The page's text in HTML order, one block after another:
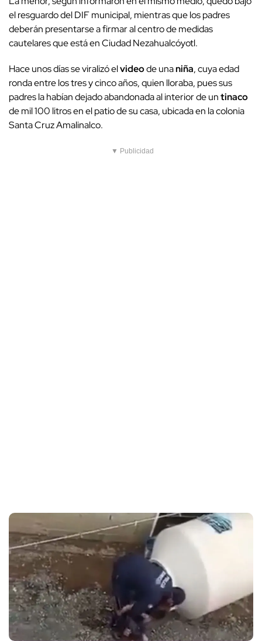
el resguardo del DIF municipal, mientras que los padres
deberán presentarse a firmar al centro de medidas
cautelares que está en Ciudad Nezahualcóyotl.
Hace unos días se viralizó elvideode unaniña, cuya edad
ronda entre los tres y cinco años, quien lloraba, pues sus
padres la habían dejado abandonada al interior de untinaco
de mil 100 litros en el patio de su casa, ubicada en la colonia
Santa Cruz Amalinalco.
▼ Publicidad